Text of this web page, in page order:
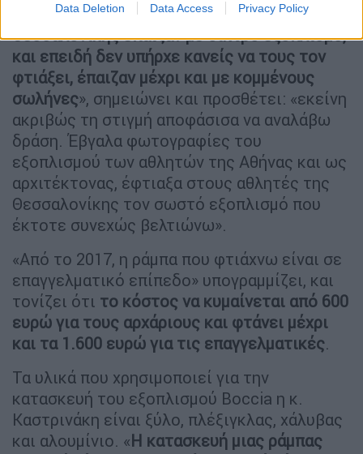
Data Deletion Data Access Privacy Policy
και αυτών της Αθήνας. «Οι αθλητές της
Θεσσαλονίκης έπαιζαν με οικτρό εξοπλισμό,
και επειδή δεν υπήρχε κανείς να τους τον
φτιάξει, έπαιζαν μέχρι και με κομμένους
σωλήνες», σημειώνει και προσθέτει: «εκείνη
ακριβώς τη στιγμή αποφάσισα να αναλάβω
δράση. Έβγαλα φωτογραφίες του
εξοπλισμού των αθλητών της Αθήνας και ως
αρχιτέκτονας, έφτιαξα στους αθλητές της
Θεσσαλονίκης τον σωστό εξοπλισμό που
έκτοτε συνεχώς βελτιώνω».
«Από το 2017, η ράμπα που φτιάχνω είναι σε
επαγγελματικό επίπεδο» υπογραμμίζει, και
τονίζει ότι το κόστος να κυμαίνεται από 600
ευρώ για τους αρχάριους και φτάνει μέχρι
και τα 1.600 ευρώ για τις επαγγελματικές.
Τα υλικά που χρησιμοποιεί για την
κατασκευή του εξοπλισμού Boccia η κ.
Καστρινάκη είναι ξύλο, πλέξιγκλας, χάλυβας
και αλουμίνιο. «Η κατασκευή μιας ράμπας